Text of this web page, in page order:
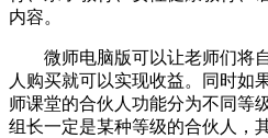
内容。
微师电脑版可以让老师们将
人购买就可以实现收益。同时如
师课堂的合伙人功能分为不同等
组长一定是某种等级的合伙人，